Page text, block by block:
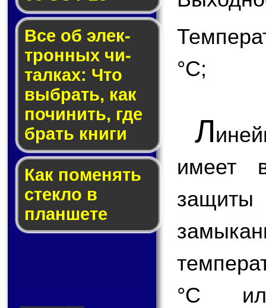
Все об элек­
трон­ных чи­
тал­ках: Что
выб­рать, как
по­чи­нить, где
брать кни­ги
Как по­ме­нять
стек­ло в
планшете
°С;
Л
имеет
°С